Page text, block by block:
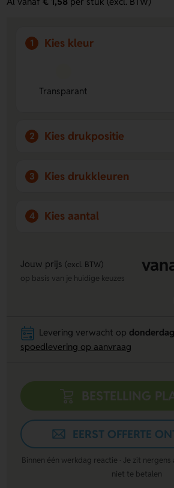
geschenk. Ideaal voor elk theemoment!
Elegant design:De glazen
Praktisch en duurzaam:
Personaliseerbaar geschenk:
bedrukt of gegraveerd worden,
1 Kies kleur
Transparant
2 Kies drukpositie
3 Kies drukkleuren
4 Kies aantal
Jouw prijs (excl. BTW)
op basis van je huidige keuzes
Levering verwacht op
spoedlevering op aanvraag
BESTELLING
EERST OFFERTE
Binnen één werkdag reactie · Je zit
niet te betalen